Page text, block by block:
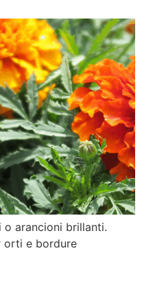
arancioni brillanti.
orti e bordure